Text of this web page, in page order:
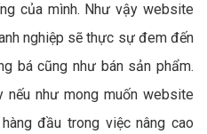
của mình. Như vậy website
nghiệp sẽ thực sự đem đến
bá cũng như bán sản phẩm.
như mong muốn website
đầu trong việc nâng cao